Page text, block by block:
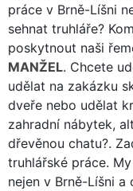
práce v Brně-Líšni
sehnat truhláře?
poskytnout naši
MANŽEL. Chcete
udělat na zakázku
dveře nebo udělat
zahradní nábytek,
dřevěnou chatu?.
truhlářské práce.
nejen v Brně-Líšni a